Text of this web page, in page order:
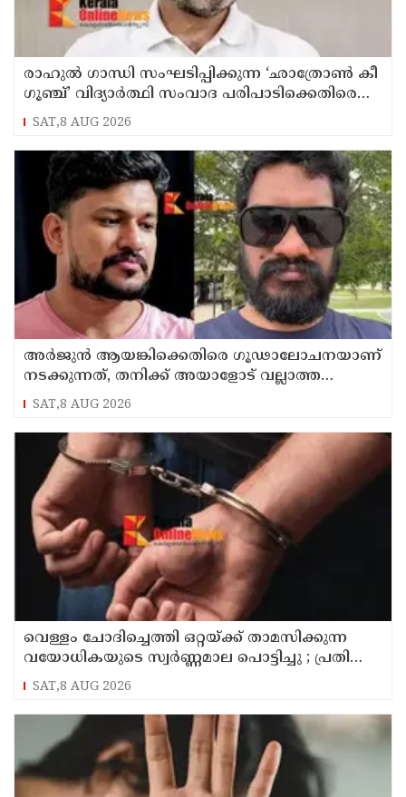
രാഹുൽ ഗാന്ധി സംഘടിപ്പിക്കുന്ന ‘ഛാത്രോൺ കീ
ഗൂഞ്ച്’ വിദ്യാർത്ഥി സംവാദ പരിപാടിക്കെതിരെ
രൂക്ഷവിമർശനവുമായി ബിജെപി
SAT,8 AUG 2026
അർജുൻ ആയങ്കിക്കെതിരെ ഗൂഢാലോചനയാണ്
നടക്കുന്നത്, തനിക്ക് അയാളോട് വല്ലാത്ത
സ്നേഹം തോന്നുന്നു ; സംവിധായകൻ
SAT,8 AUG 2026
വെള്ളം ചോദിച്ചെത്തി ഒറ്റയ്ക്ക് താമസിക്കുന്ന
വയോധികയുടെ സ്വർണ്ണമാല പൊട്ടിച്ചു ; പ്രതി
പിടിയിൽ
SAT,8 AUG 2026